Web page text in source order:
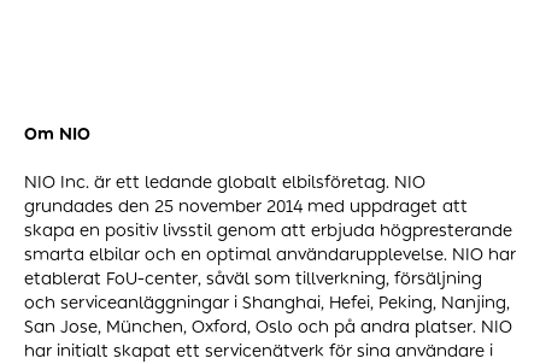
Om NIO
NIO Inc. är ett ledande globalt elbilsföretag. NIO
grundades den 25 november 2014 med uppdraget att
skapa en positiv livsstil genom att erbjuda högpresterande
smarta elbilar och en optimal användarupplevelse. NIO har
etablerat FoU-center, såväl som tillverkning, försäljning
och serviceanläggningar i Shanghai, Hefei, Peking, Nanjing,
San Jose, München, Oxford, Oslo och på andra platser. NIO
har initialt skapat ett servicenätverk för sina användare i